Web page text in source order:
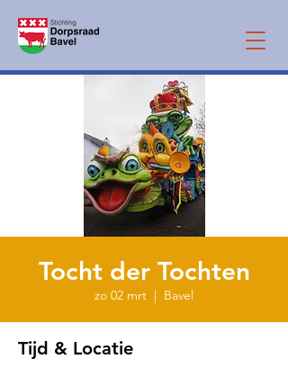
Tocht der Tochten
zo 02 mrt
  |
Bavel
Tijd & Locatie